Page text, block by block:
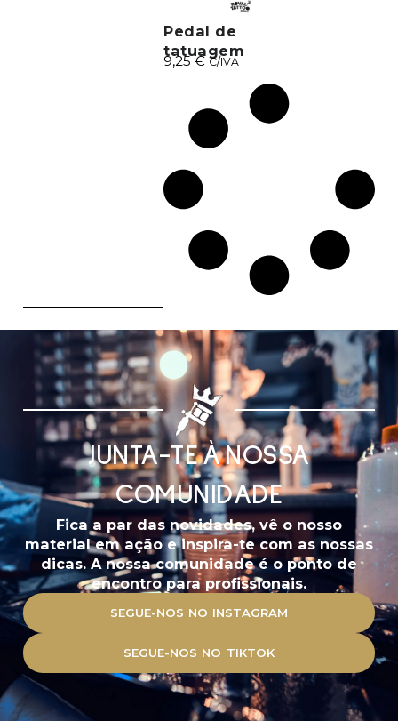
Pedal de
tatuagem
9,25€ C/IVA
JUNTA-TE À NOSSA
COMUNIDADE
Fica a par das novidades, vê o nosso
material em ação e inspira-te com as nossas
dicas. A nossa comunidade é o ponto de
encontro para profissionais.
SEGUE-NOS NO INSTAGRAM
SEGUE-NOS NO TIKTOK